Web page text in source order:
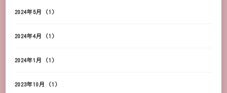
2024年5月 (1)
2024年4月 (1)
2024年1月 (1)
2023年10月 (1)